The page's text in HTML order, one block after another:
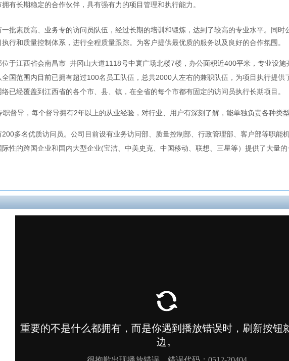
有长期稳定的合作伙伴，具有强有力的项目管理和执行能力。
素质高、业务专的访问员队伍，经过长期的培训和锻炼，达到了较高的专业水平。同时
行和质量控制体系，进行全程质量跟踪。为客户提供最优质的服务以及良好的合作氛围。
于江西省会南昌市 井冈山大道1118号中寰广场北楼7楼，办公面积近400平米，专业设施
范围内目前已拥有超过100名员工队伍，总共2000人左右的兼职队伍，为项目执行提供
经覆盖到江西省的各个市、县、镇，在全省的每个市都有固定的访问员执行长期项目。
职督导，每个督导拥有2年以上的从业经验，对行业、用户有深刻了解，能单独负责各种类
多名优质访问员。公司目前设有业务访问部、质量控制部、行政管理部、客户部等职能
的跨国企业和国内大型企业(宝洁、中美史克、中国移动、联想、三星等）提供了大量的